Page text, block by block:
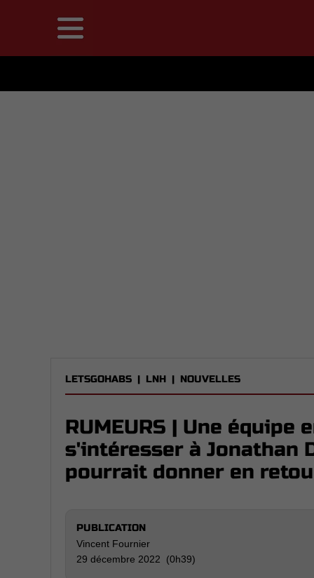
LETSGOHABS | LNH | NOUVELLES
RUMEURS | Une
s'intéresser à Jonathan
pourrait donner en
PUBLICATION
Vincent Fournier
29 décembre 2022 (0h39)